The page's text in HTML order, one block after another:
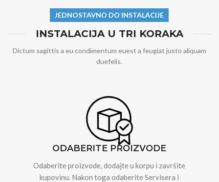
JEDNOSTAVNO DO INSTALACIJE
INSTALACIJA U TRI KORAKA
Dictum sagittis a eu condimentum euest a feugiat justo aliquam
duefelis.
ODABERITE PROIZVODE
Odaberite proizvode, dodajte u korpu i završite
kupovinu. Nakon toga odaberite Servisera i